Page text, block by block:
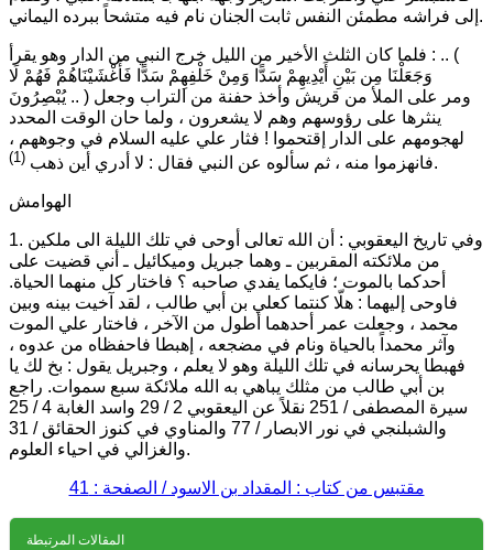
إلى فراشه مطمئن النفس ثابت الجنان نام فيه متشحاً ببرده اليماني.
فلما كان الثلث الأخير من الليل خرج النبي من الدار وهو يقرأ : .. (
وَجَعَلْنَا مِن بَيْنِ أَيْدِيهِمْ سَدًّا وَمِنْ خَلْفِهِمْ سَدًّا فَأَغْشَيْنَاهُمْ فَهُمْ لَا
يُبْصِرُونَ ‎.. )
ينثرها على رؤوسهم وهم لا يشعرون ، ولما حان الوقت المحدد
لهجومهم على الدار إقتحموا ! فثار علي عليه السلام في وجوههم ،
فانهزموا منه ، ثم سألوه عن النبي فقال : لا أدري أين ذهب (1) .
الهوامش
1. وفي تاريخ اليعقوبي : أن الله تعالى أوحى في تلك الليلة الى ملكين
من ملائكته المقربين ـ وهما جبريل وميكائيل ـ أني قضيت على
أحدكما بالموت ؛ فايكما يفدي صاحبه ؟ فاختار كل منهما الحياة.
فاوحى إليهما : هلّا كنتما كعلي بن أبي طالب ، لقد آخيت بينه وبين
محمد ، وجعلت عمر أحدهما أطول من الآخر ، فاختار علي الموت
وآثر محمداً بالحياة ونام في مضجعه ، إهبطا فاحفظاه من عدوه ،
فهبطا يحرسانه في تلك الليلة وهو لا يعلم ، وجبريل يقول : بخ لك يا
بن أبي طالب من مثلك يباهي به الله ملائكة سبع سموات. راجع
سيرة المصطفى / 251 نقلاً عن اليعقوبي 2 / 29 واسد الغابة 4 / 25
والشبلنجي في نور الابصار / 77 والمناوي في كنوز الحقائق / 31
والغزالي في احياء العلوم.
مقتبس من كتاب : المقداد بن الاسود / الصفحة : 41
المقالات المرتبطة